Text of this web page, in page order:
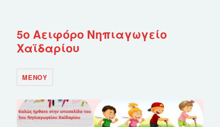
5ο Αειφόρο Νηπιαγωγείο
Χαϊδαρίου
ΜΕΝΟΎ